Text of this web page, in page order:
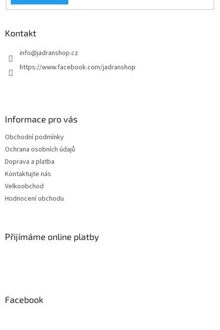
Kontakt
info@jadranshop.cz
https://www.facebook.com/jadranshop
Informace pro vás
Obchodní podmínky
Ochrana osobních údajů
Doprava a platba
Kontaktujte nás
Velkoobchod
Hodnocení obchodu
Přijímáme online platby
Facebook